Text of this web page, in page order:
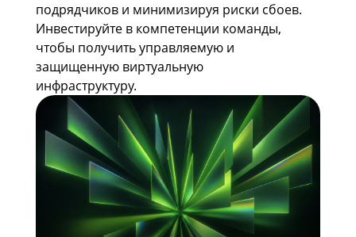
подрядчиков и минимизируя риски сбоев.
Инвестируйте в компетенции команды,
чтобы получить управляемую и
защищенную виртуальную
инфраструктуру.